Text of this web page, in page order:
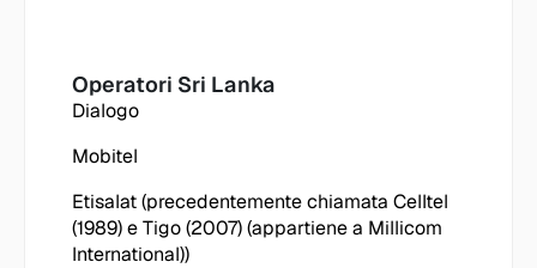
Operatori Sri Lanka
Dialogo
Mobitel
Etisalat (precedentemente chiamata Celltel
(1989) e Tigo (2007) (appartiene a Millicom
International))